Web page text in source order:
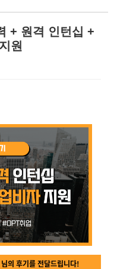
+ 원격 인턴십 +
원
의 후기를 전달드립니다!